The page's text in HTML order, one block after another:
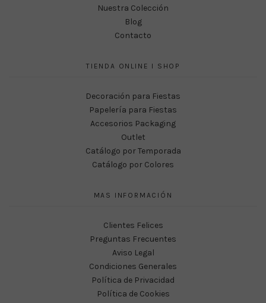
Nuestra Colección
Blog
Contacto
TIENDA ONLINE I SHOP
Decoración para Fiestas
Papelería para Fiestas
Accesorios Packaging
Outlet
Catálogo por Temporada
Catálogo por Colores
MAS INFORMACIÓN
Clientes Felices
Preguntas Frecuentes
Aviso Legal
Condiciones Generales
Política de Privacidad
Política de Cookies